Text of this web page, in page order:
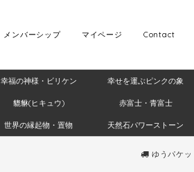
Contact
マイページ
メンバーシップ
幸福の神様・ビリケン 幸せを運ぶピンクの象
貔貅(ヒキュウ) 赤富士・青富士
世界の縁起物・置物 天然石パワーストーン
ゆうパケ